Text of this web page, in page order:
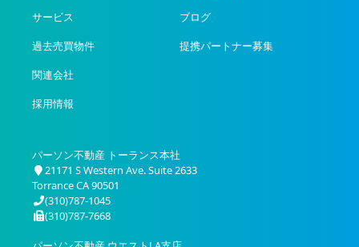
サービス
過去売買物件
関連会社
採用情報
ブログ
提携パートナー募集
パーソン不動産 トーランス本社
21171 S Western Ave. Suite 2633
Torrance CA 90501
(310)787-1045
(310)787-7668